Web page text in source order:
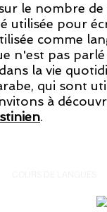
le nombre
utilisée pour
comme
n'est pas
la vie
qui sont
à
.